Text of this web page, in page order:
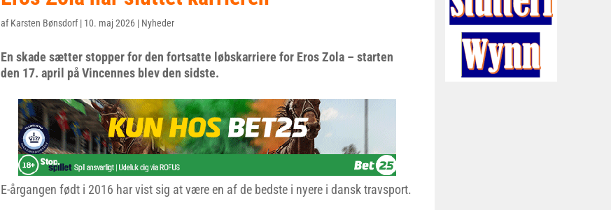
afKarsten Bønsdorf| 10. maj 2026 | Nyheder
En skade sætter stopper for den fortsatte løbskarriere for Eros Zola – starten
den 17. april på Vincennes blev den sidste.
E-årgangen født i 2016 har vist sig at være en af de bedste i nyere i dansk travsport.